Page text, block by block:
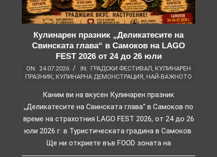
Кулинарен празник „Деликатесите на
Свинската глава“ в Самоков на LAGO
FEST 2026 от 24 до 26 юли
ON: 24.07.2026 IN: ГРАДСКИ ФЕСТИВАЛ КУЛИНАРЕН
ПРАЗНИК КУЛИНАРНА ДЕМОНСТРАЦИЯ НАЙ-ВАЖНОТО
Каним ви на вкусен Кулинарен празник
„Деликатесите на Свинската глава“ в Самоков по
време на страхотния LAGO FEST 2026, от 24 до 26
юли 2026 г. в Туристическата градина в Самоков.
Ще ни откриете във FOOD зоната на